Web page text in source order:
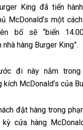
King đã tiến
McDonald’s một
bố sẽ “biến
nhà hàng Burger King”.
đi này nằm trong
McDonald’s của
đặt hàng trong
cửa hàng